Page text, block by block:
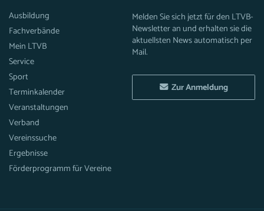
Ausbildung
Fachverbände
Mein LTVB
Service
Sport
Terminkalender
Veranstaltungen
Verband
Vereinssuche
Ergebnisse
Förderprogramm für Vereine
Melden Sie sich jetzt für den LTVB-
Newsletter an und erhalten sie die
aktuellsten News automatisch per
Mail.
Zur Anmeldung